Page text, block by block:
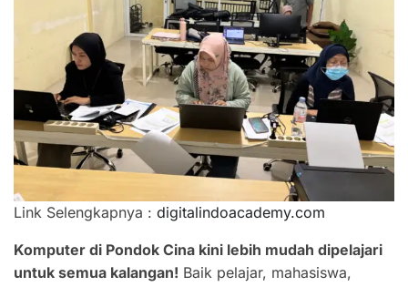
Link Selengkapnya : digitalindoacademy.com
Komputer di Pondok Cina kini lebih mudah dipelajari
untuk semua kalangan! Baik pelajar, mahasiswa,